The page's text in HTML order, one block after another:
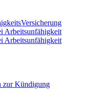
Arbeitsunfähigkeit
Arbeitsunfähigkeit
zur Kündigung